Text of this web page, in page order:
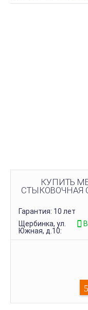
КУПИТЬ
СТЫКОВОЧНАЯ
Гарантия: 10 лет
Щербинка, ул.
Южная, д.10: